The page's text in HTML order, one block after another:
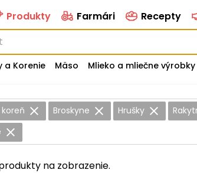
Produkty Farmári Recepty
a Korenie Mäso Mlieko a mliečne výrobky
Broskyne Hrušky
na zobrazenie.